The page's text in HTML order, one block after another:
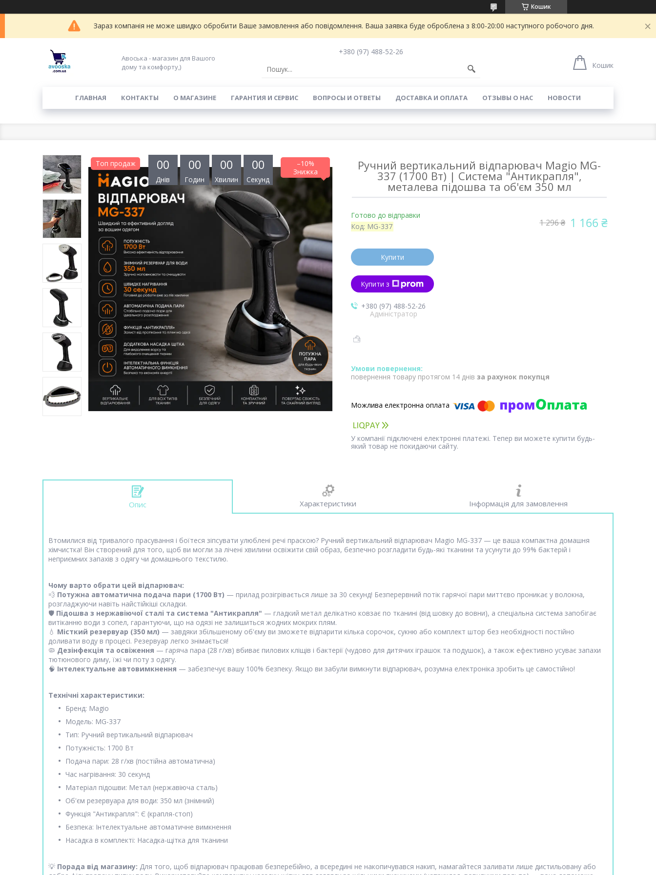
Кошик
Зараз компанія не може швидко обробити Ваше замовлення або повідомлення. Ваша заявка буде оброблена з 8:00-20:00 наступного робочого дня.
Авоська - магазин для Вашого
дому та комфорту,)
+380 (97) 488-52-26
Кошик
ГЛАВНАЯ КОНТАКТЫ О МАГАЗИНЕ ГАРАНТИЯ И СЕРВИС ВОПРОСЫ И ОТВЕТЫ ДОСТАВКА И ОПЛАТА ОТЗЫВЫ О НАС НОВОСТИ
Топ продаж –10%
00
Днів
00
Годин
00
Хвилин
00
Секунд
Ручний вертикальний відпарювач Magio MG-
337 (1700 Вт) | Система "Антикрапля",
металева підошва та об'єм 350 мл
Готово до відправки
Код: MG-337 1 296 ₴ 1 166 ₴
Купити
Купити з
+380 (97) 488-52-26
Адміністратор
повернення товару протягом 14 днів за рахунок покупця
У компанії підключені електронні платежі. Тепер ви можете купити будь-
який товар не покидаючи сайту.
Опис Характеристики Інформація для замовлення
Втомилися від тривалого прасування і боїтеся зіпсувати улюблені речі праскою? Ручний вертикальний відпарювач Magio MG-337 — це ваша компактна домашня
хімчистка! Він створений для того, щоб ви могли за лічені хвилини освіжити свій образ, безпечно розгладити будь-які тканини та усунути до 99% бактерій і
неприємних запахів з одягу чи домашнього текстилю.
Чому варто обрати цей відпарювач:
💨 Потужна автоматична подача пари (1700 Вт) — прилад розігрівається лише за 30 секунд! Безперервний потік гарячої пари миттєво проникає у волокна,
розгладжуючи навіть найстійкіші складки.
🛡️ Підошва з нержавіючої сталі та система "Антикрапля" — гладкий метал делікатно ковзає по тканині (від шовку до вовни), а спеціальна система запобігає
витіканню води з сопел, гарантуючи, що на одязі не залишиться жодних мокрих плям.
💧 Місткий резервуар (350 мл) — завдяки збільшеному об'єму ви зможете відпарити кілька сорочок, сукню або комплект штор без необхідності постійно
доливати воду в процесі. Резервуар легко знімається!
🦠 Дезінфекція та освіження — гаряча пара (28 г/хв) вбиває пилових кліщів і бактерії (чудово для дитячих іграшок та подушок), а також ефективно усуває запахи
тютюнового диму, їжі чи поту з одягу.
🧠 Інтелектуальне автовимкнення — забезпечує вашу 100% безпеку. Якщо ви забули вимкнути відпарювач, розумна електроніка зробить це самостійно!
Технічні характеристики:
Бренд: Magio
Модель: MG-337
Тип: Ручний вертикальний відпарювач
Потужність: 1700 Вт
Подача пари: 28 г/хв (постійна автоматична)
Час нагрівання: 30 секунд
Матеріал підошви: Метал (нержавіюча сталь)
Об'єм резервуара для води: 350 мл (знімний)
Функція "Антикрапля": Є (крапля-стоп)
Безпека: Інтелектуальне автоматичне вимкнення
Насадка в комплекті: Насадка-щітка для тканини
💡 Порада від магазину: Для того, щоб відпарювач працював безперебійно, а всередині не накопичувався накип, намагайтеся заливати лише дистильовану або